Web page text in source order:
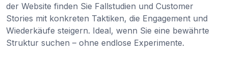
der Website finden Sie Fallstudien und Customer
Stories mit konkreten Taktiken, die Engagement und
Wiederkäufe steigern. Ideal, wenn Sie eine bewährte
Struktur suchen – ohne endlose Experimente.